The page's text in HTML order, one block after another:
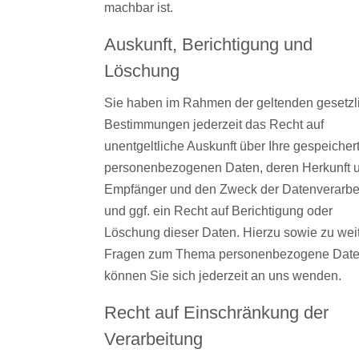
machbar ist.
Auskunft, Berichtigung und
Löschung
Sie haben im Rahmen der geltenden
Bestimmungen jederzeit das Recht auf
unentgeltliche Auskunft über Ihre
personenbezogenen Daten, deren Herkunft
Empfänger und den Zweck der
und ggf. ein Recht auf Berichtigung oder
Löschung dieser Daten. Hierzu sowie zu
Fragen zum Thema personenbezogene
können Sie sich jederzeit an uns wenden.
Recht auf Einschränkung der
Verarbeitung